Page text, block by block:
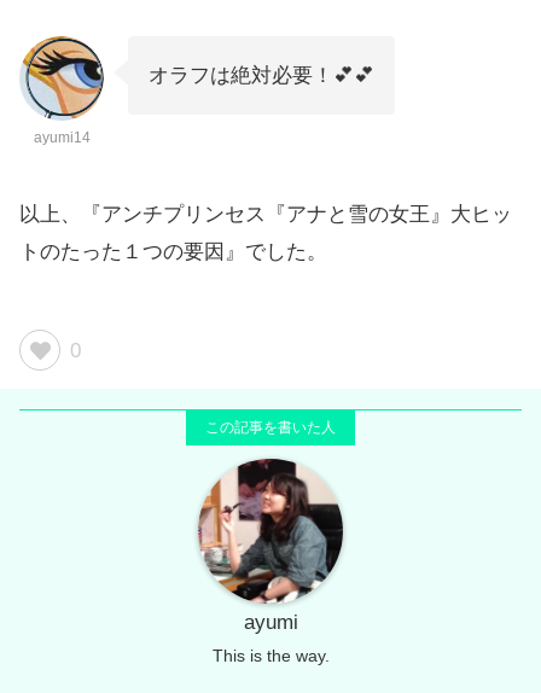
ayumi14
オラフは絶対必要！💕💕
以上、『アンチプリンセス『アナと雪の女王』大ヒッ
トのたった１つの要因』でした。
0
ayumi
This is the way.